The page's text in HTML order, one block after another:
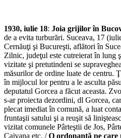
1930, iulie 18: Joia grijilor în
de a evita turburări. Suceava, 17
Cernăuţi şi Bucureşti, aflători în
Zilnic, judeţul este cutreierat în lung
vizitate şi pretutindeni se
măsurilor de ordine luate de centru.
în mijlocul lor pentru a le asculta
deputatul Gorcea a făcut aceasta.
s-ar proiecta dezordini, dl Gorcea,
plecat imediat în comună, a luat
fruntaşii satului şi a reuşit să
vizitat comunele Pârteştii de Jos,
Cajvana etc. /O ordonanţă pe care